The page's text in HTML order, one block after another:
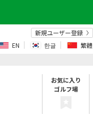
新規ユーザー登録
EN
한글 繁體
お気に入り
ゴルフ場